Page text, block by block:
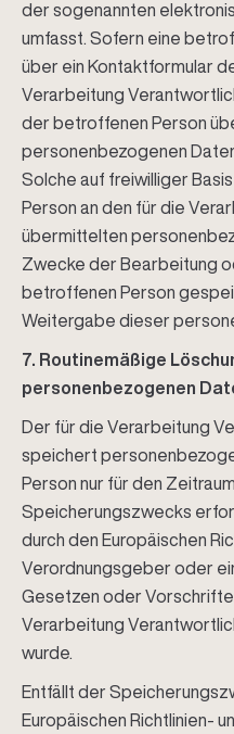
der sogenannten
umfasst. Sofern eine
über ein Kontaktformular
Verarbeitung
der betroffenen Person
personenbezogenen
Solche auf freiwilliger
Person an den für die
übermittelten
Zwecke der Bearbeitung
betroffenen Person
Weitergabe dieser
7. Routinemäßige
personenbezogenen
Der für die Verarbeitung
speichert
Person nur für den
Speicherungszwecks
durch den Europäischen
Verordnungsgeber oder
Gesetzen oder
Verarbeitung
wurde.
Entfällt der
Europäischen Richtlinien-